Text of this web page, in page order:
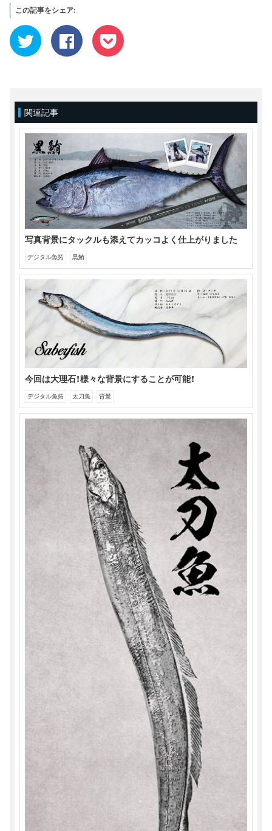
この記事をシェア:
ク
リ
ッ
ク
有
(新
し
い
ウ
ィ
ン
ド
ウ
で
開
き
ま
す)
Facebook
で
共
有
リ
し
て
く
さ
い
(新
し
い
ウ
ィ
ン
ド
ウ
で
開
き
ま
す)
ク
リ
ッ
ク
ェ
し
い
ウ
ン
ド
ウ
で
開
き
ま
す)
関連記事
写真背景にタックルも添えてカッコよく仕上がりました
デジタル魚拓 黒鮪
今回は大理石！様々な背景にすることが可能！
デジタル魚拓 太刀魚 背景